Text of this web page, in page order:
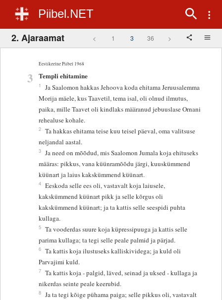
Piibel.NET
2. Ajaraamat < 1 3 36 >
Eestikeelne Piibel 1968
3 Templi ehitamine
1
Ja Saalomon hakkas Jehoova koda ehitama Jeruusalemma
Morija mäele, kus Taavetil, tema isal, oli olnud ilmutus,
paika, mille Taavet oli kindlaks määranud jebuuslase Ornani
rehealuse kohale.
2 Ta hakkas ehitama teise kuu teisel päeval, oma valitsuse
neljandal aastal.
3 Ja need on mõõdud, mis Saalomon Jumala koja ehituseks
määras: pikkus, vana küünramõõdu järgi, kuuskümmend
küünart ja laius kakskümmend küünart.
4 Eeskoda selle ees oli, vastavalt koja laiusele,
kakskümmend küünart pikk ja selle kõrgus oli
kakskümmend küünart; ja ta kattis selle seespidi puhta
kullaga.
5 Ta vooderdas suure koja küpressipuuga ja kattis selle
parima kullaga; ta tegi selle peale palmid ja pärjad.
6 Ta kattis koja ilustuseks kalliskividega; ja kuld oli
Parvajimi kuld.
7 Ta kattis koja - palgid, läved, seinad ja uksed - kullaga ja
nikerdas seinte peale keerubid.
8 Ja ta tegi kõige pühama paiga; selle pikkus oli, vastavalt